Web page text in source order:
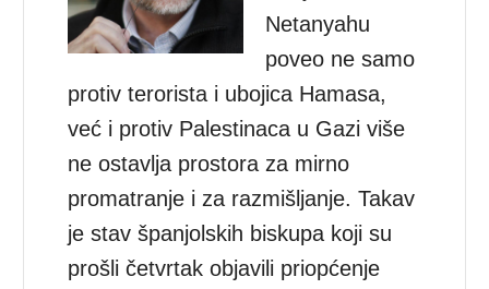
Netanyahu
poveo ne samo
protiv terorista i ubojica Hamasa,
već i protiv Palestinaca u Gazi više
ne ostavlja prostora za mirno
promatranje i za razmišljanje. Takav
je stav španjolskih biskupa koji su
prošli četvrtak objavili priopćenje